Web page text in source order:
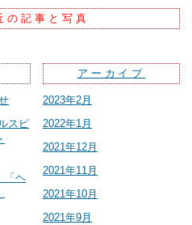
の記事と写真
スピ
「ヘ
アーカイブ
2023年2月
2022年1月
2021年12月
2021年11月
2021年10月
2021年9月